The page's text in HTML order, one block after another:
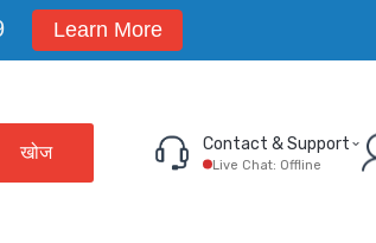
Learn More
खोज Contact & Support
Live Chat: Offline